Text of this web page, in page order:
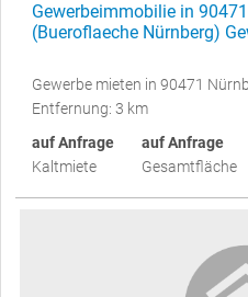
Gewerbeimmobilie in
(Bueroflaeche Nürnberg)
Gewerbe mieten in 90471
Entfernung: 3 km
auf Anfrage
Kaltmiete
auf Anfrage
Gesamtfläche